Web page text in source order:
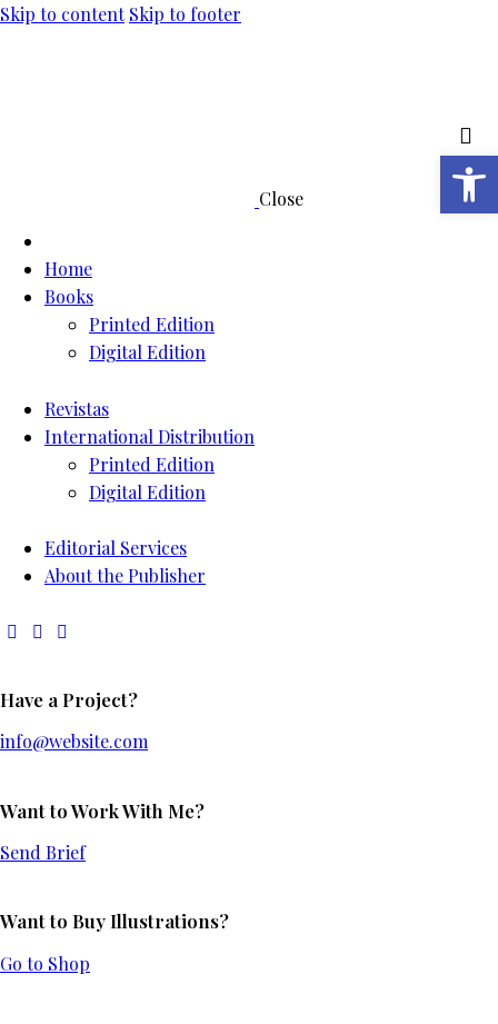
Skip to content Skip to footer
Close
Home
Books
Printed Edition
Digital Edition
Revistas
International Distribution
Printed Edition
Digital Edition
Editorial Services
About the Publisher
Have a Project?
info@website.com
Want to Work With Me?
Send Brief
Want to Buy Illustrations?
Go to Shop
Open toolbar